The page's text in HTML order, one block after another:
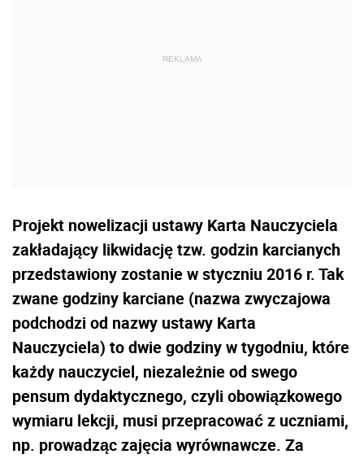
Projekt nowelizacji ustawy Karta Nauczyciela
zakładający likwidację tzw. godzin karcianych
przedstawiony zostanie w styczniu 2016 r. Tak
zwane godziny karciane (nazwa zwyczajowa
podchodzi od nazwy ustawy Karta
Nauczyciela) to dwie godziny w tygodniu, które
każdy nauczyciel, niezależnie od swego
pensum dydaktycznego, czyli obowiązkowego
wymiaru lekcji, musi przepracować z uczniami,
np. prowadząc zajęcia wyrównawcze. Za